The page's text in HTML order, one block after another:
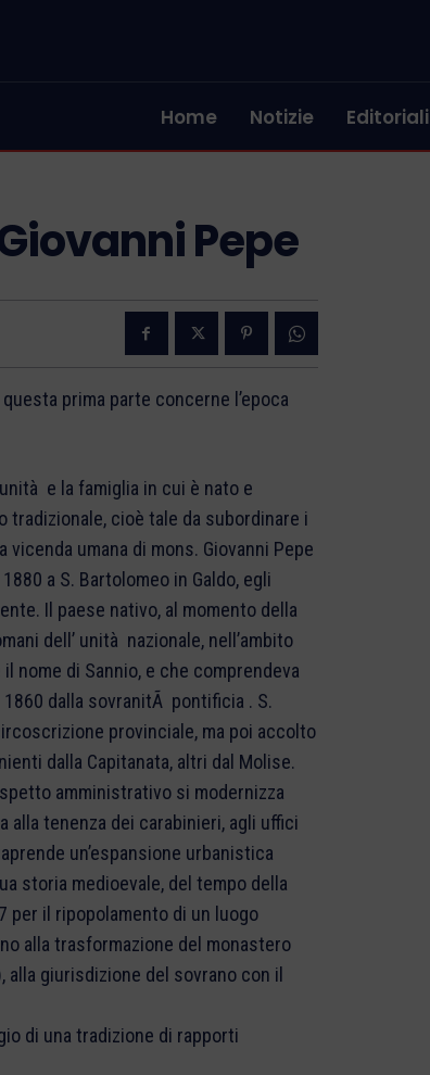
Home Notizie Editoriali
Pepe
prima parte concerne l’epoca
e la famiglia in cui è nato e
cioè tale da subordinare i
umana di mons. Giovanni Pepe
a S. Bartolomeo in Galdo, egli
Il paese nativo, al momento della
dell’ unità nazionale, nell’ambito
nome di Sannio, e che comprendeva
dalla sovranitÃ pontificia . S.
provinciale, ma poi accolto
dalla Capitanata, altri dal Molise.
amministrativo si modernizza
tenenza dei carabinieri, agli uffici
un’espansione urbanistica
storia medioevale, del tempo della
per il ripopolamento di un luogo
alla trasformazione del monastero
giurisdizione del sovrano con il
di una tradizione di rapporti